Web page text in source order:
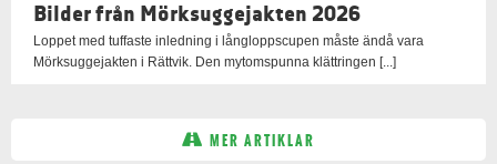
Bilder från Mörksuggejakten 2026
Loppet med tuffaste inledning i långloppscupen måste ändå vara
Mörksuggejakten i Rättvik. Den mytomspunna klättringen [...]
MER ARTIKLAR